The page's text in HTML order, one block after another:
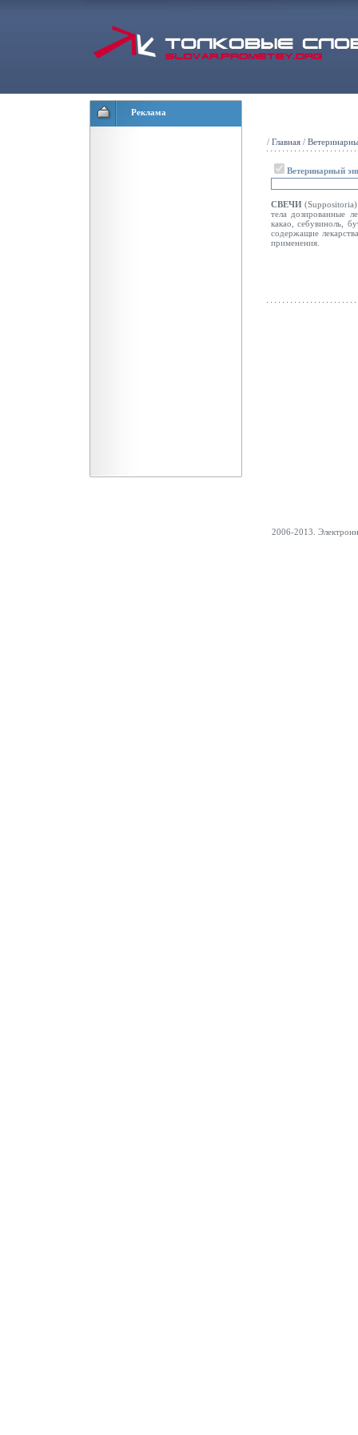
Реклама
/ Главная /
Ветеринарный
СВЕЧИ
тела дозированные
какао, себувиноль,
содержащие
применения.
2006-2013.